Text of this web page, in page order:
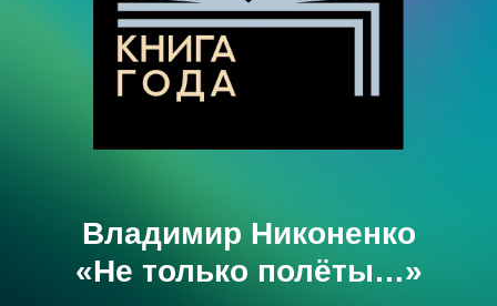
Владимир Никоненко
«Не только полёты…»